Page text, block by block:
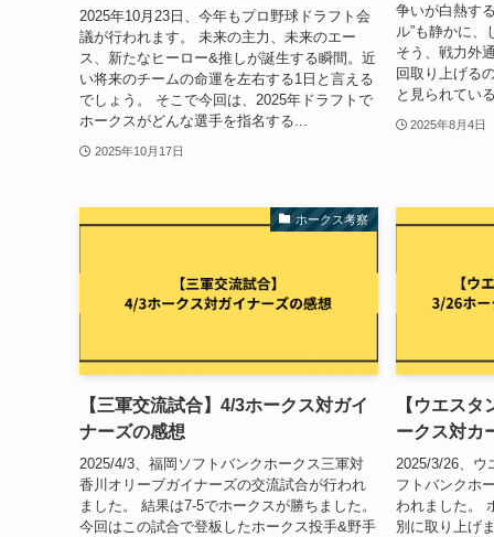
2025年10月23日、今年もプロ野球ドラフト会
議が行われます。 未来の主力、未来のエー
ス、新たなヒーロー&推しが誕生する瞬間。近
い将来のチームの命運を左右する1日と言える
でしょう。 そこで今回は、2025年ドラフトで
ホークスがどんな選手を指名する...
2025年10月17日
争いが白熱す
ル”も静かに
そう、戦力外
回取り上げる
と見られてい
2025年8月4日
ホークス考察
【三軍交流試合】4/3ホークス対ガイ
ナーズの感想
2025/4/3、福岡ソフトバンクホークス三軍対
香川オリーブガイナーズの交流試合が行われ
ました。 結果は7-5でホークスが勝ちました。
今回はこの試合で登板したホークス投手&野手
【ウエス
ークス対カ
2025/3/26、ウ
フトバンクホ
われました。
別に取り上げ